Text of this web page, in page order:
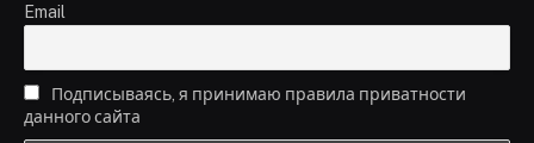
Email
Подписываясь, я принимаю правила приватности
данного сайта